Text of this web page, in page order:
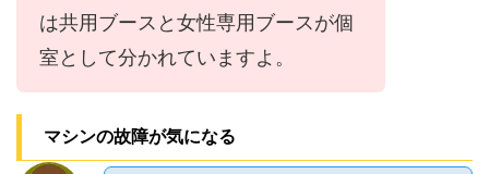
は共用ブースと女性専用ブースが個
室として分かれていますよ。
マシンの故障が気になる